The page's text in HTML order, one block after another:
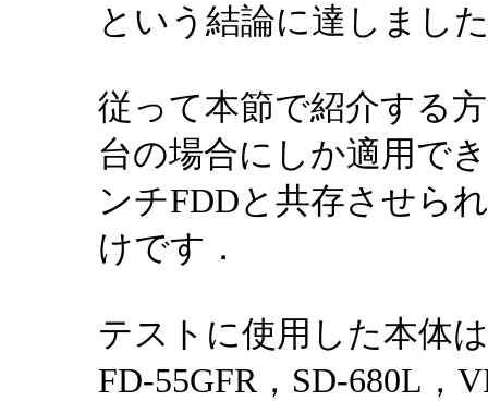
という結論に達しまし
従って本節で紹介する
台の場合にしか適用で
ンチFDDと共存させら
けです．
テストに使用した本体
FD-55GFR，SD-680L，